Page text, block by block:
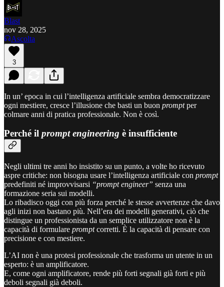
Blast
nov 28, 2025
Ascolta
3
In un’ epoca in cui l’intelligenza artificiale sembra democratizzare
ogni mestiere, cresce l’illusione che basti un buon promptper
colmare anni di pratica professionale. Non è così.
Perché il prompt engineering è insufficiente
Negli ultimi tre anni ho insistito su un punto, a volte ho ricevuto
aspre critiche: non bisogna usare l’intelligenza artificiale con prompt
predefiniti né improvvisarsi “prompt engineer” senza una
formazione seria sui modelli.
Lo ribadisco oggi con più forza perché le stesse avvertenze che davo
agli inizi non bastano più. Nell’era dei modelli generativi, ciò che
distingue un professionista da un semplice utilizzatore non è la
capacità di formulare promptcorretti. È la capacità di pensare con
precisione e con mestiere.
L’AI non è una protesi professionale che trasforma un utente in un
esperto: è un amplificatore.
E, come ogni amplificatore, rende più forti segnali già forti e più
deboli segnali già deboli.